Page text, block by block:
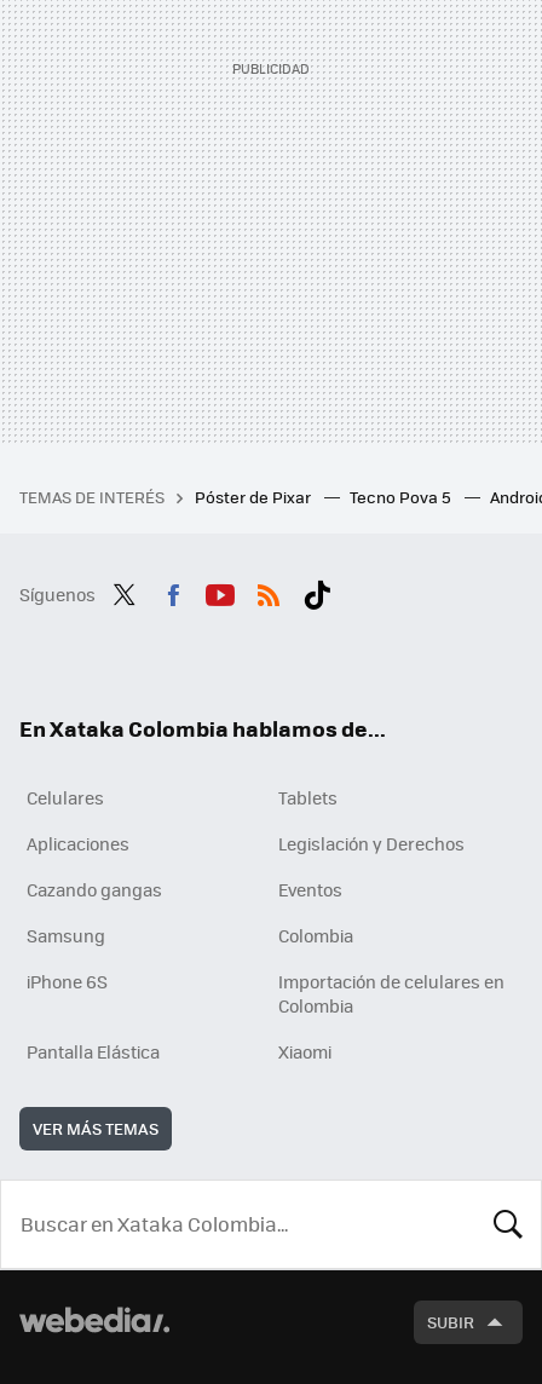
TEMAS DE INTERÉS Póster de Pixar Tecno Pova 5
Síguenos
En Xataka Colombia hablamos de...
Celulares
Tablets
Aplicaciones
Legislación y Derechos
Cazando gangas
Eventos
Samsung
Colombia
iPhone 6S
Importación de celulares en
Colombia
Pantalla Elástica
Xiaomi
VER MÁS TEMAS
SUBIR